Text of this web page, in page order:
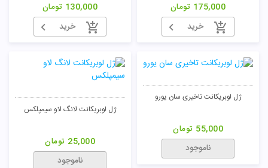
175,000 تومان
خرید
130,000 تومان
خرید
ژل لوبریکانت تاخیری سان یورو
55,000 تومان
ناموجود
ژل لوبریکانت لانگ لاو سیمپلکس
25,000 تومان
ناموجود